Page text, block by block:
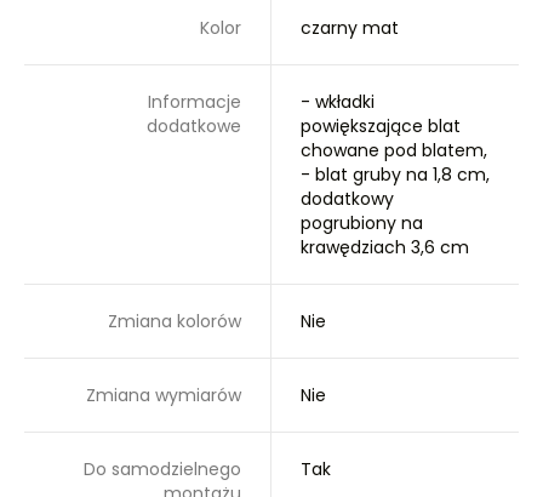
Kolor czarny mat
Informacje
dodatkowe
- wkładki
powiększające blat
chowane pod blatem,
- blat gruby na 1,8 cm,
dodatkowy
pogrubiony na
krawędziach 3,6 cm
Zmiana kolorów Nie
Zmiana wymiarów Nie
Do samodzielnego
Tak